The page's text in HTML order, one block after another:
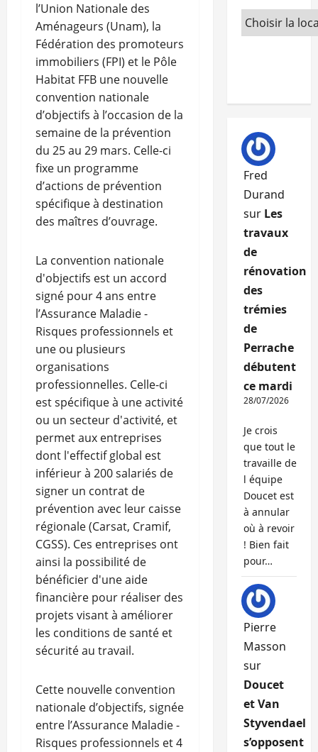
l’Union Nationale des
Aménageurs (Unam), la
Fédération des promoteurs
immobiliers (FPI) et le Pôle
Habitat FFB une nouvelle
convention nationale
d’objectifs à l’occasion de la
semaine de la prévention
du 25 au 29 mars. Celle-ci
fixe un programme
d’actions de prévention
spécifique à destination
des maîtres d’ouvrage.
La convention nationale
d'objectifs est un accord
signé pour 4 ans entre
l’Assurance Maladie -
Risques professionnels et
une ou plusieurs
organisations
professionnelles. Celle-ci
est spécifique à une activité
ou un secteur d'activité, et
permet aux entreprises
dont l'effectif global est
inférieur à 200 salariés de
signer un contrat de
prévention avec leur caisse
régionale (Carsat, Cramif,
CGSS). Ces entreprises ont
ainsi la possibilité de
bénéficier d'une aide
financière pour réaliser des
projets visant à améliorer
les conditions de santé et
sécurité au travail.
Cette nouvelle convention
nationale d’objectifs, signée
entre l’Assurance Maladie -
Risques professionnels et 4
Fred
Durand
sur Les
travaux
de
rénovation
des
trémies
de
Perrache
débutent
ce mardi
28/07/2026
Je crois
que tout le
travaille de
l équipe
Doucet est
à annular
où à revoir
! Bien fait
pour…
Pierre
Masson
sur
Doucet
et Van
Styvendael
s’opposent